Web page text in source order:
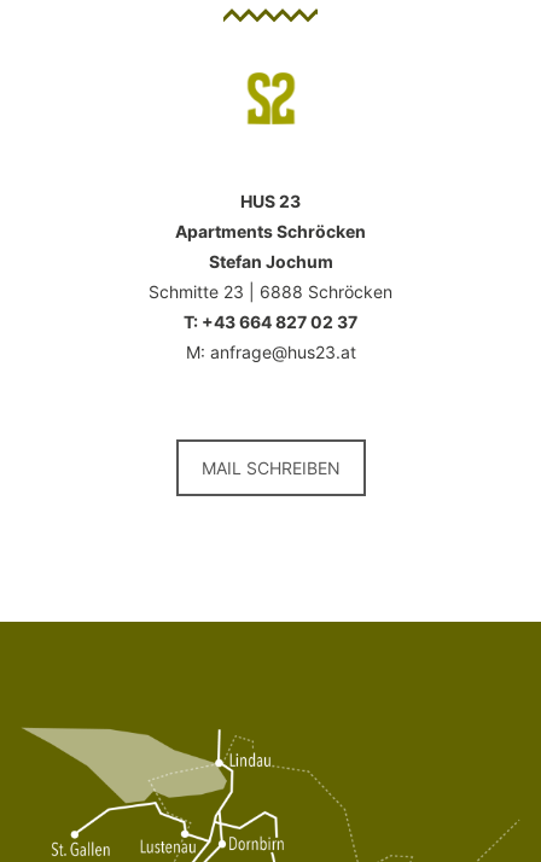
HUS 23
Apartments Schröcken
Stefan Jochum
Schmitte 23 | 6888 Schröcken
T: +43 664 827 02 37
M: anfrage@hus23.at
MAIL SCHREIBEN